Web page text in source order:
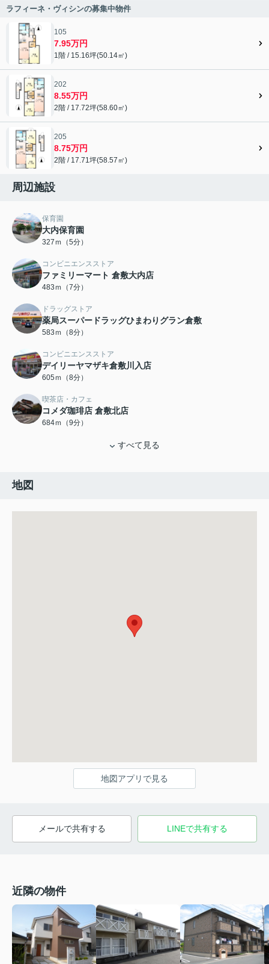
ラフィーネ・ヴィシンの募集中物件
105
7.95万円
1階 / 15.16坪(50.14㎡)
202
8.55万円
2階 / 17.72坪(58.60㎡)
205
8.75万円
2階 / 17.71坪(58.57㎡)
周辺施設
保育園
大内保育園
327ｍ（5分）
コンビニエンスストア
ファミリーマート 倉敷大内店
483ｍ（7分）
ドラッグストア
薬局スーパードラッグひまわりグラン倉敷
583ｍ（8分）
コンビニエンスストア
デイリーヤマザキ倉敷川入店
605ｍ（8分）
喫茶店・カフェ
コメダ珈琲店 倉敷北店
684ｍ（9分）
すべて見る
地図
地図アプリで見る
メールで共有する LINEで共有する
近隣の物件